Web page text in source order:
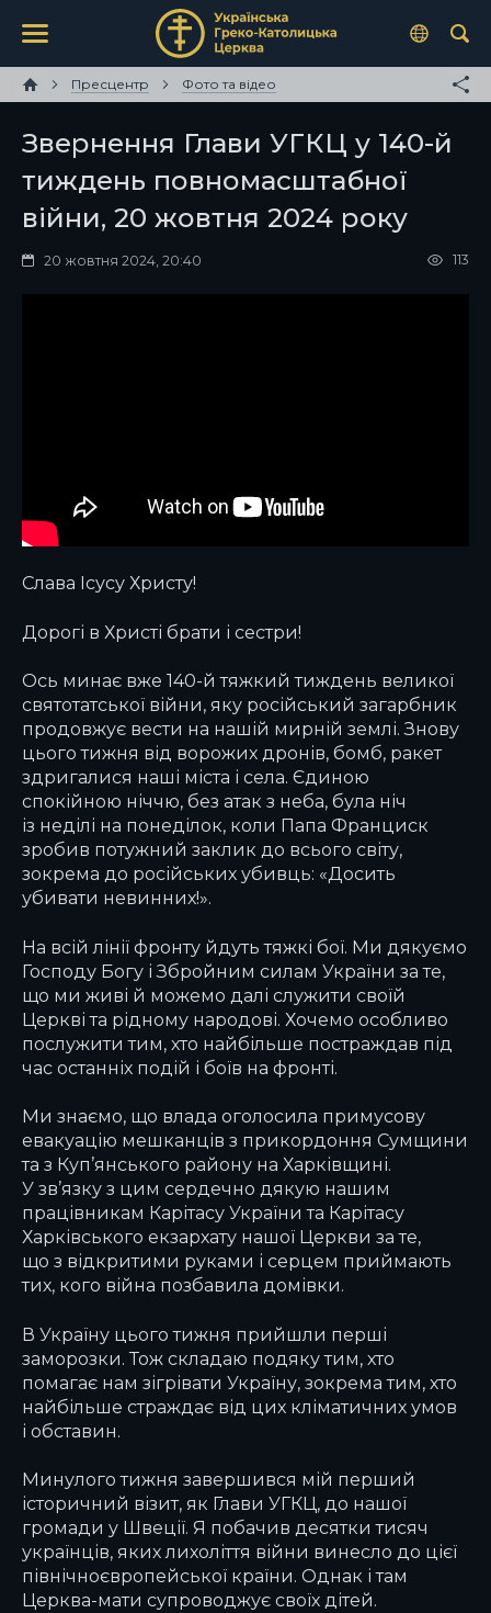
Пресцентр Фото та відео
Звернення Глави УГКЦ у 140-й
тиждень повномасштабної
війни, 20 жовтня 2024 року
20 жовтня 2024, 20:40 113
Слава Ісусу Христу!
Дорогі в Христі брати і сестри!
Ось минає вже 140-й тяжкий тиждень великої
святотатської війни, яку російський загарбник
продовжує вести на нашій мирній землі. Знову
цього тижня від ворожих дронів, бомб, ракет
здригалися наші міста і села. Єдиною
спокійною ніччю, без атак з неба, була ніч
із неділі на понеділок, коли Папа Франциск
зробив потужний заклик до всього світу,
зокрема до російських убивць: «Досить
убивати невинних!».
На всій лінії фронту йдуть тяжкі бої. Ми дякуємо
Господу Богу і Збройним силам України за те,
що ми живі й можемо далі служити своїй
Церкві та рідному народові. Хочемо особливо
послужити тим, хто найбільше постраждав під
час останніх подій і боїв на фронті.
Ми знаємо, що влада оголосила примусову
евакуацію мешканців з прикордоння Сумщини
та з Куп’янського району на Харківщині.
У зв’язку з цим сердечно дякую нашим
працівникам Карітасу України та Карітасу
Харківського екзархату нашої Церкви за те,
що з відкритими руками і серцем приймають
тих, кого війна позбавила домівки.
В Україну цього тижня прийшли перші
заморозки. Тож складаю подяку тим, хто
помагає нам зігрівати Україну, зокрема тим, хто
найбільше страждає від цих кліматичних умов
і обставин.
Минулого тижня завершився мій перший
історичний візит, як Глави УГКЦ, до нашої
громади у Швеції. Я побачив десятки тисяч
українців, яких лихоліття війни винесло до цієї
північноєвропейської країни. Однак і там
Церква-мати супроводжує своїх дітей.